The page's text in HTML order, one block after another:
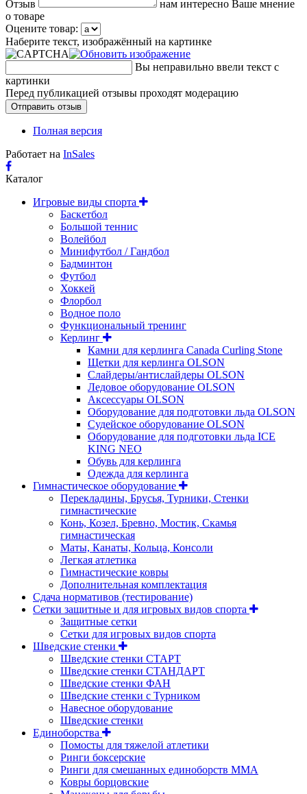
Отзыв
нам интересно Ваше мнение
о товаре
Оцените товар:
Наберите текст, изображённый на картинке
Вы неправильно ввели текст с
картинки
Перед публикацией отзывы проходят модерацию
Полная версия
Работает на InSales
Каталог
Игровые виды спорта
Баскетбол
Большой теннис
Волейбол
Минифутбол / Гандбол
Бадминтон
Футбол
Хоккей
Флорбол
Водное поло
Функциональный тренинг
Керлинг
Камни для керлинга Canada Curling Stone
Щетки для керлинга OLSON
Слайдеры/антислайдеры OLSON
Ледовое оборудование OLSON
Аксессуары OLSON
Оборудование для подготовки льда OLSON
Судейское оборудование OLSON
Оборудование для подготовки льда ICE
KING NEO
Обувь для керлинга
Одежда для керлинга
Гимнастическое оборудование
Перекладины, Брусья, Турники, Стенки
гимнастические
Конь, Козел, Бревно, Мостик, Скамья
гимнастическая
Маты, Канаты, Кольца, Консоли
Легкая атлетика
Гимнастические ковры
Дополнительная комплектация
Сдача нормативов (тестирование)
Сетки защитные и для игровых видов спорта
Защитные сетки
Сетки для игровых видов спорта
Шведские стенки
Шведские стенки СТАРТ
Шведские стенки СТАНДАРТ
Шведские стенки ФАН
Шведские стенки с Турником
Навесное оборудование
Шведские стенки
Единоборства
Помосты для тяжелой атлетики
Ринги боксерские
Ринги для смешанных единоборств ММА
Ковры борцовские